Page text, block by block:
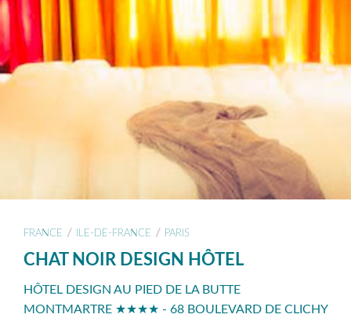
FRANCE / ILE-DE-FRANCE / PARIS
CHAT NOIR DESIGN HÔTEL
HÔTEL DESIGN AU PIED DE LA BUTTE
MONTMARTRE ★★★★ - 68 BOULEVARD DE CLICHY